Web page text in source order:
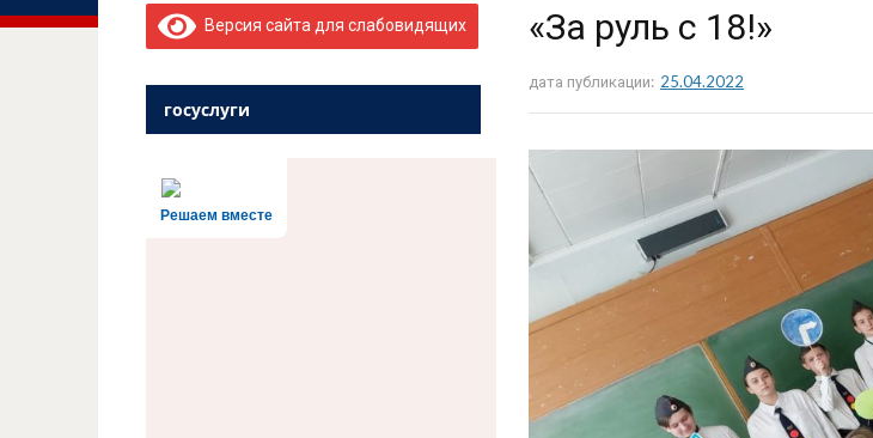
«За руль с 18!»
дата публикации: 25.04.2022
Версия сайта для слабовидящих
госуслуги
Решаем вместе